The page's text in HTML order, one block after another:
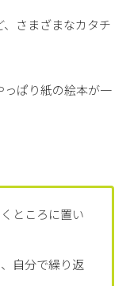
さまざまなカタチ
ぱり紙の絵本が一
ところに置い
自分で繰り返